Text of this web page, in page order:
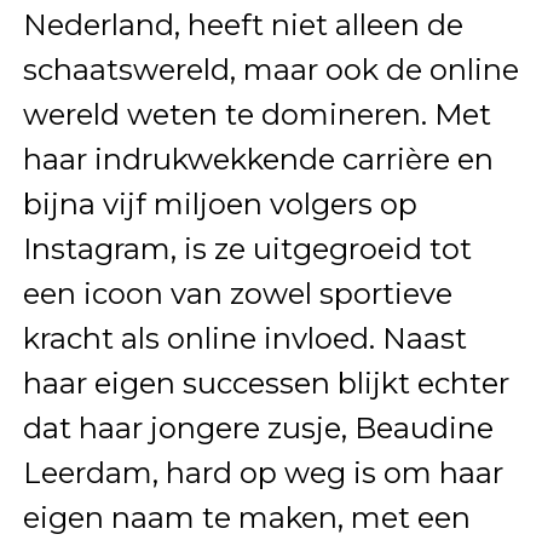
Nederland, heeft niet alleen de
schaatswereld, maar ook de online
wereld weten te domineren. Met
haar indrukwekkende carrière en
bijna vijf miljoen volgers op
Instagram, is ze uitgegroeid tot
een icoon van zowel sportieve
kracht als online invloed. Naast
haar eigen successen blijkt echter
dat haar jongere zusje, Beaudine
Leerdam, hard op weg is om haar
eigen naam te maken, met een